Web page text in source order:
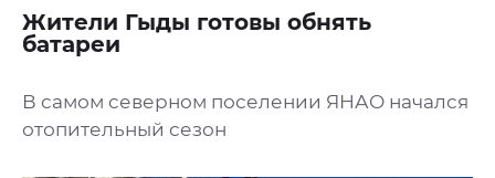
Жители Гыды готовы обнять
батареи
В самом северном поселении ЯНАО начался
отопительный сезон